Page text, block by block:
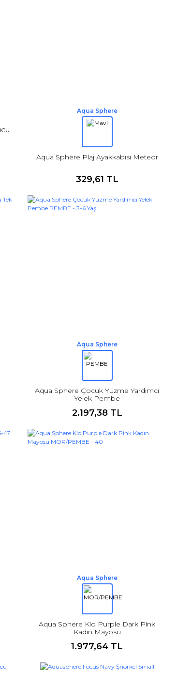
Aqua Sphere
Aqua Sphere Plaj Ayakkabısı Meteor
329,61 TL
Aqua Sphere
Aqua Sphere Çocuk Yüzme Yardımcı
Yelek Pembe
2.197,38 TL
Aqua Sphere
Aqua Sphere Kio Purple Dark Pink
Kadın Mayosu
1.977,64 TL